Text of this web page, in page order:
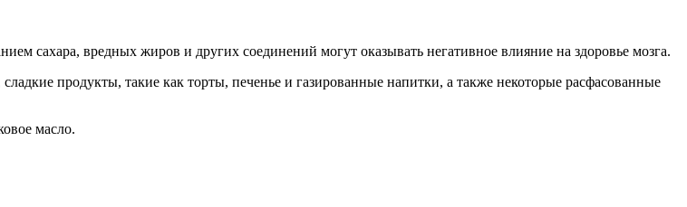
сахара, вредных жиров и других соединений могут оказывать негативное влияние на здоровье мозга.
продукты, такие как торты, печенье и газированные напитки, а также некоторые расфасованные
масло.